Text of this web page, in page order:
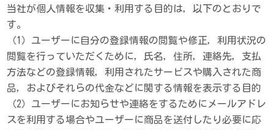
当社が個人情報を収集・利用する目的は，以下のとおりで
す。
（1）ユーザーに自分の登録情報の閲覧や修正，利用状況の
閲覧を行っていただくために，氏名，住所，連絡先，支払
方法などの登録情報，利用されたサービスや購入された商
品，およびそれらの代金などに関する情報を表示する目的
（2）ユーザーにお知らせや連絡をするためにメールアドレ
スを利用する場合やユーザーに商品を送付したり必要に応